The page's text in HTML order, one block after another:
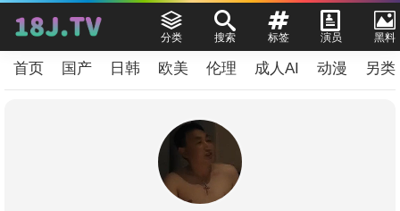
分类 搜索 标签 演员 黑料
首页 国产 日韩 欧美 伦理 成人AI 动漫 另类